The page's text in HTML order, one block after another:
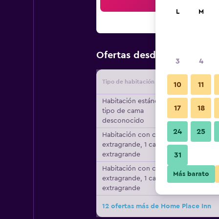
Ofertas desde Oferta
Tipo de habitación
Habitación estándar,
tipo de cama
desconocido
Habitación con cama
extragrande, 1 cama
extragrande
Habitación con cama
extragrande, 1 cama
extragrande
12 ofertas más de Home Place Inn
L M
3 4
10 11
17 18
24 25
31
Más barato